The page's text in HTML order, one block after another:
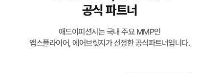
공식 파트너
애드이피션시는 국내 주요 MMP인
앱스플라이어, 에어브릿지가 선정한 공식파트너입니다.